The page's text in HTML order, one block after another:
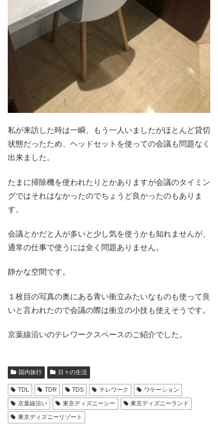
私が来訪した時は一瞬、もう一人いましたがほとんど貸切
状態だったため、ヘッドセットを使っての会議も問題なく
出来ました。
たまに掃除機を使われたりとかありますが会議のタイミン
グではそれはなかったのでちょうど良かったのもありま
す。
会議とかだと人が多いと少し気を使うかも知れませんが、
通常の仕事で使うには全く問題ありません。
静かな空間です。
１枚目の写真の奥にある青い衝立みたいなものも使って良
いと言われたので会議の際は衝立の小技も使えそうです。
京葉線沿いのテレワークスペースのご紹介でした。
国内旅行 日々の生活
TDL TDR TDS テレワーク
ワケーション
京葉線沿い
東京ディズニーシー
東京ディズニーランド
東京ディズニーリゾート